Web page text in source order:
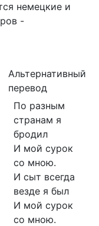
немецкие и
-
Альтернативный
перевод
По разным
странам я
бродил
И мой сурок
со мною.
И сыт всегда
везде я был
И мой сурок
со мною.